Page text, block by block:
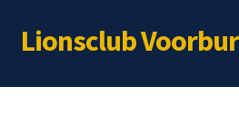
Ga
door
Ga
naar
Lionsclub
Home